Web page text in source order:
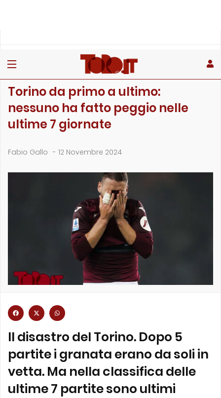
Torino da primo a ultimo:
nessuno ha fatto peggio nelle
ultime 7 giornate
Fabio Gallo - 12 Novembre 2024
Il disastro del Torino. Dopo 5
partite i granata erano da soli in
vetta. Ma nella classifica delle
ultime 7 partite sono ultimi